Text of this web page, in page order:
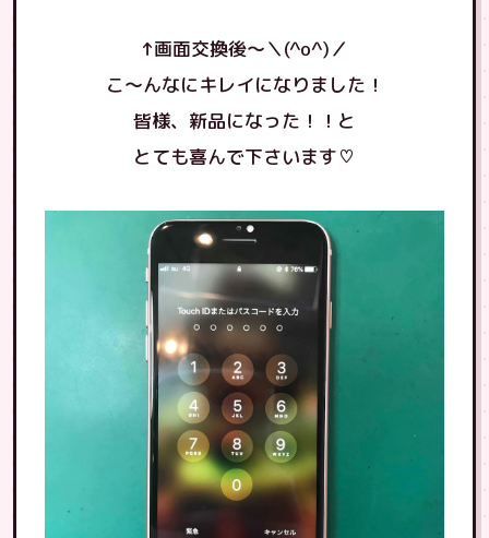
↑画面交換後〜＼(^o^)／
こ〜んなにキレイになりました！
皆様、新品になった！！と
とても喜んで下さいます♡